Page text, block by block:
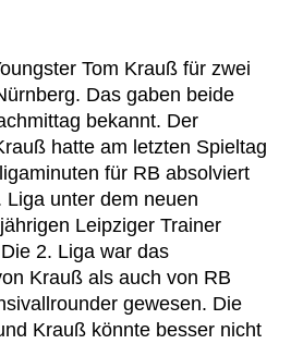
Tom Krauß für zwei
Das gaben beide
bekannt. Der
hatte am letzten Spieltag
für RB absolviert
unter dem neuen
Leipziger Trainer
2. Liga war das
Krauß als auch von RB
gewesen. Die
Krauß könnte besser nicht